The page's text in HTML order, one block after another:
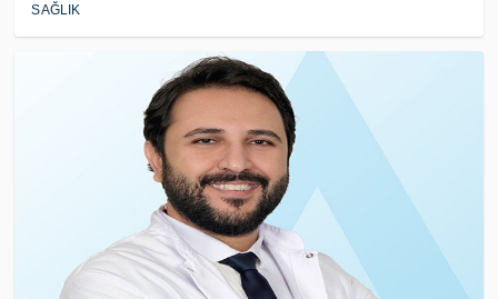
SAĞLIK